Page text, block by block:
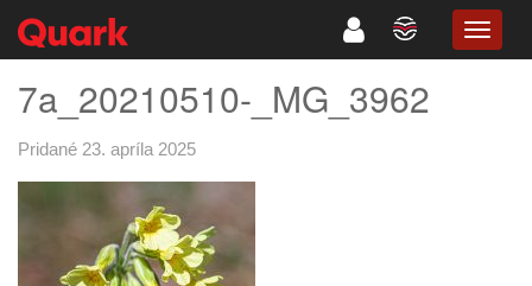
7a_20210510-_MG_3962
Pridané 23. apríla 2025